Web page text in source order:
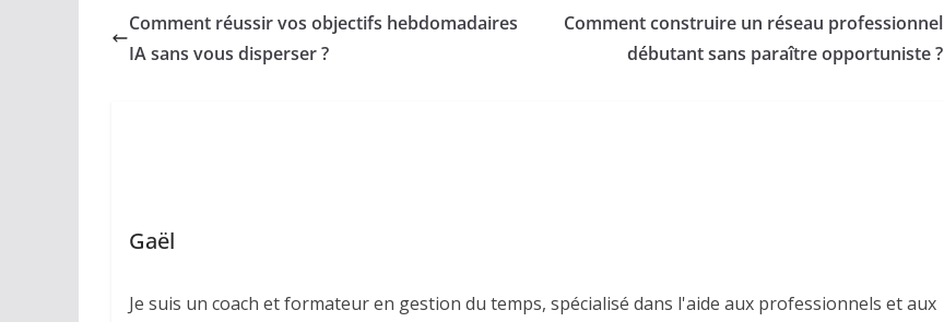
Comment réussir vos objectifs hebdomadaires
IA sans vous disperser ?
Comment construire un réseau professionnel
débutant sans paraître opportuniste ?
Gaël
Je suis un coach et formateur en gestion du temps, spécialisé dans l'aide aux professionnels et aux